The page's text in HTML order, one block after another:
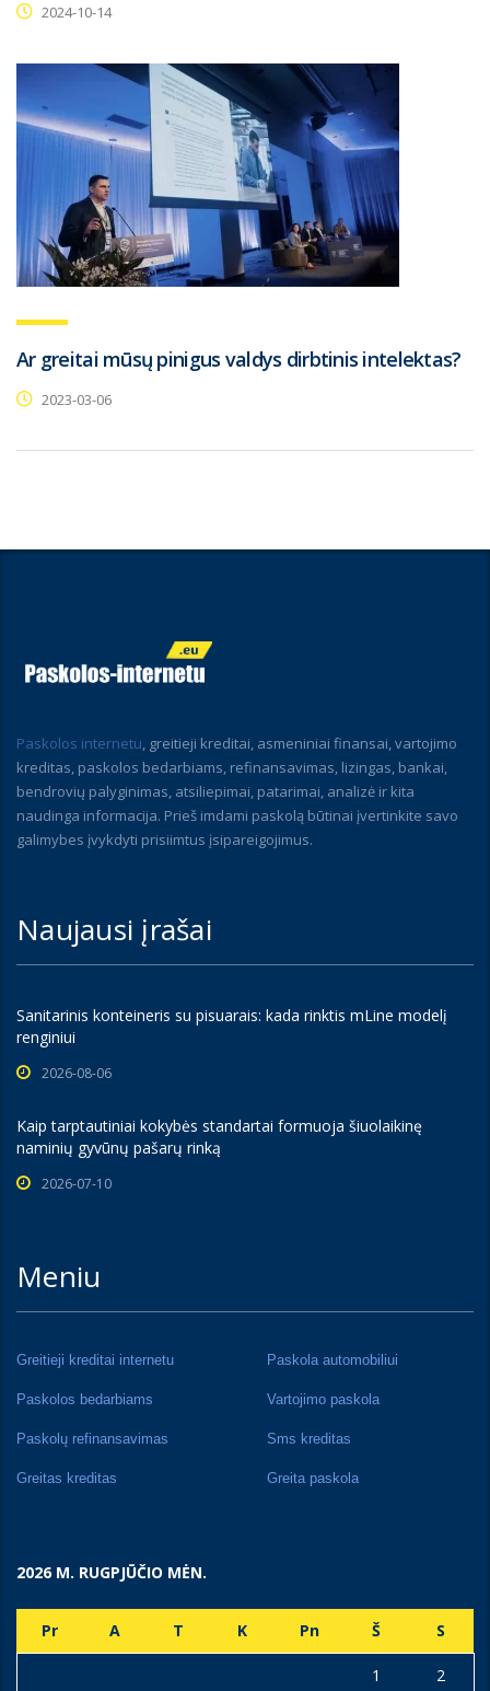
2024-10-14
Ar greitai mūsų pinigus valdys dirbtinis intelektas?
2023-03-06
Paskolos internetu, greitieji kreditai, asmeniniai finansai, vartojimo
kreditas, paskolos bedarbiams, refinansavimas, lizingas, bankai,
bendrovių palyginimas, atsiliepimai, patarimai, analizė ir kita
naudinga informacija. Prieš imdami paskolą būtinai įvertinkite savo
galimybes įvykdyti prisiimtus įsipareigojimus.
Naujausi įrašai
Sanitarinis konteineris su pisuarais: kada rinktis mLine modelį
renginiui
2026-08-06
Kaip tarptautiniai kokybės standartai formuoja šiuolaikinę
naminių gyvūnų pašarų rinką
2026-07-10
Meniu
Greitieji kreditai internetu Paskola automobiliui
Paskolos bedarbiams Vartojimo paskola
Paskolų refinansavimas Sms kreditas
Greitas kreditas Greita paskola
2026 M. RUGPJŪČIO MĖN.
Pr A T K Pn Š S
1 2